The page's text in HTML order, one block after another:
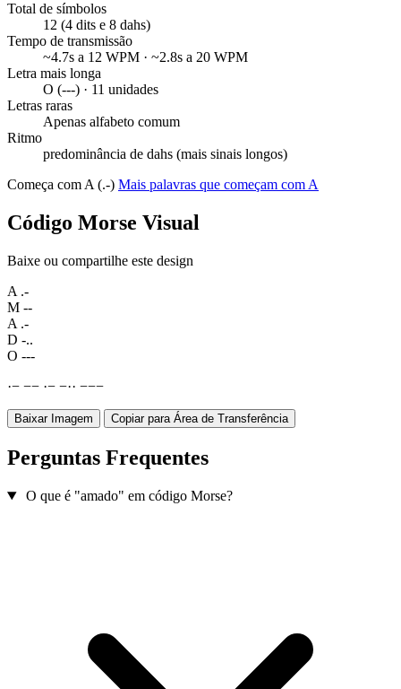
Total de símbolos
12 (4 dits e 8 dahs)
Tempo de transmissão
~4.7s a 12 WPM · ~2.8s a 20 WPM
Letra mais longa
O (---) · 11 unidades
Letras raras
Apenas alfabeto comum
Ritmo
predominância de dahs (mais sinais longos)
Começa com A (.-) Mais palavras que começam com A
Código Morse Visual
Baixe ou compartilhe este design
A .-
M --
A .-
D -..
O ---
·− −− ·− −·· −−−
Baixar Imagem Copiar para Área de Transferência
Perguntas Frequentes
O que é "amado" em código Morse?